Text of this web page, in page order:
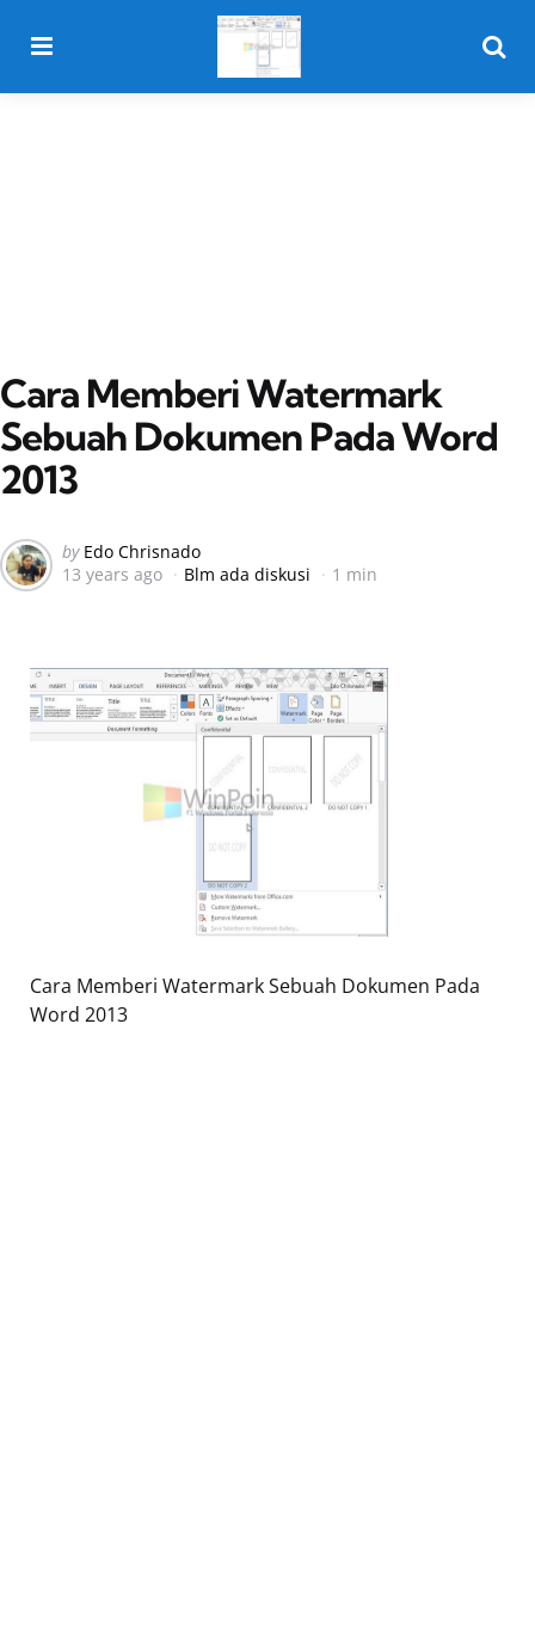
Cara Memberi Watermark
Sebuah Dokumen Pada Word
2013
Posted
by
by Edo Chrisnado
13 years ago
Blm ada diskusi 1 min
Cara Memberi Watermark Sebuah Dokumen Pada
Word 2013